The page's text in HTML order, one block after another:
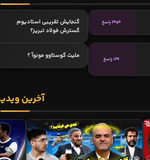
2656 پاسخ
گنجایش تقریبی استادیوم
گسترش فولاد تبریز؟
129 پاسخ ملیت گوستاوو مونوآ ؟
آخرین